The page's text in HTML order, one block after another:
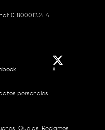
018000123414
X
personales
Quejas, Reclamos,